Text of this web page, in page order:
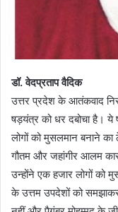
डॉ. वेदप्रताप वैदिक
उत्तर प्रदेश के आतंकवाद
षड़यंत्र को धर दबोचा है। ये
लोगों को मुसलमान बनाने
गौतम और जहांगीर आलम
उन्होंने एक हजार लोगों को
के उत्तम उपदेशों को समझाकर